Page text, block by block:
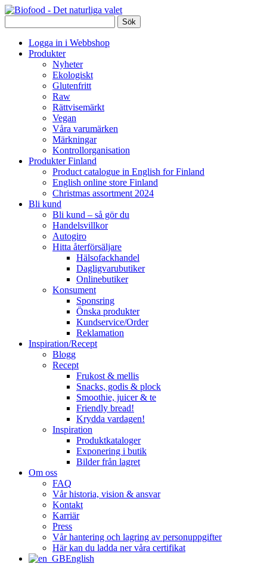
Logga in i Webbshop
Produkter
Nyheter
Ekologiskt
Glutenfritt
Raw
Rättvisemärkt
Vegan
Våra varumärken
Märkningar
Kontrollorganisation
Produkter Finland
Product catalogue in English for Finland
English online store Finland
Christmas assortment 2024
Bli kund
Bli kund – så gör du
Handelsvillkor
Autogiro
Hitta återförsäljare
Hälsofackhandel
Dagligvarubutiker
Onlinebutiker
Konsument
Sponsring
Önska produkter
Kundservice/Order
Reklamation
Inspiration/Recept
Blogg
Recept
Frukost & mellis
Snacks, godis & plock
Smoothie, juicer & te
Friendly bread!
Krydda vardagen!
Inspiration
Produktkataloger
Exponering i butik
Bilder från lagret
Om oss
FAQ
Vår historia, vision & ansvar
Kontakt
Karriär
Press
Vår hantering och lagring av personuppgifter
Här kan du ladda ner våra certifikat
English